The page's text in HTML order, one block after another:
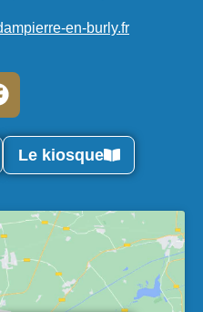
en-burly.fr
Le kiosque